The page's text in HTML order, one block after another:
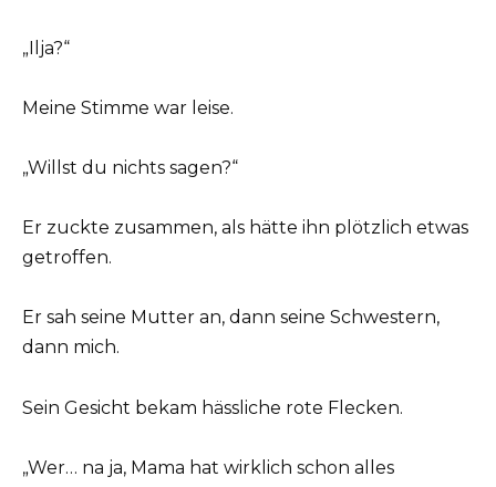
„Ilja?“
Meine Stimme war leise.
„Willst du nichts sagen?“
Er zuckte zusammen, als hätte ihn plötzlich etwas
getroffen.
Er sah seine Mutter an, dann seine Schwestern,
dann mich.
Sein Gesicht bekam hässliche rote Flecken.
„Wer… na ja, Mama hat wirklich schon alles